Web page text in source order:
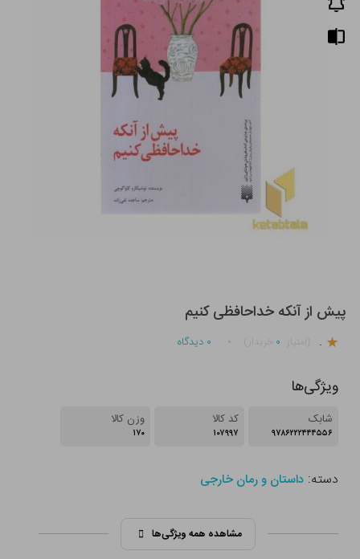
پیش از آنکه خداحافظی کنیم
. ۰ ۰ دیدگاه
ویژگی‌ها
شابک
۹۷۸۶۲۲۲۴۴۴۵۵۶
کد کالا
۱۰۷۹۹۷
وزن کالا
۱۷۰
دسته:داستان و رمان خارجی
مشاهده همه ویژگی‌ها